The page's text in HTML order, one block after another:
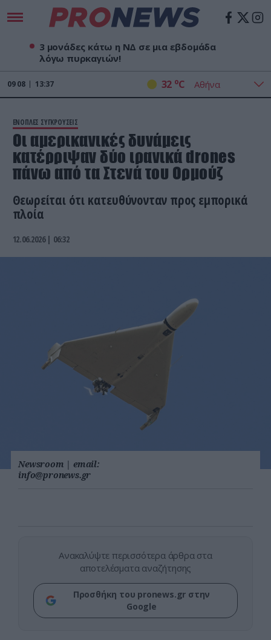
3 μονάδες κάτω η ΝΔ σε μια εβδομάδα
λόγω πυρκαγιών!
09 08 13:37 32 oC
ΕΝΟΠΛΕΣ ΣΥΓΚΡΟΥΣΕΙΣ
Oι αμερικανικές δυνάμεις
κατέρριψαν δύο ιρανικά drones
πάνω από τα Στενά του Ορμούζ
Θεωρείται ότι κατευθύνονταν προς εμπορικά
πλοία
12.06.2026 | 06:32
Newsroom | email:
info@pronews.gr
Ανακαλύψτε περισσότερα άρθρα στα
αποτελέσματα αναζήτησης
Προσθήκη του pronews.gr στην
Google